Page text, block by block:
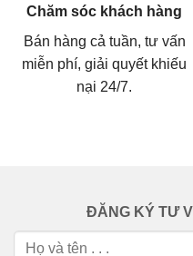
Chăm sóc khách hàng
Bán hàng cả tuần, tư vấn
miễn phí, giải quyết khiếu
nại 24/7.
ĐĂNG KÝ TƯ